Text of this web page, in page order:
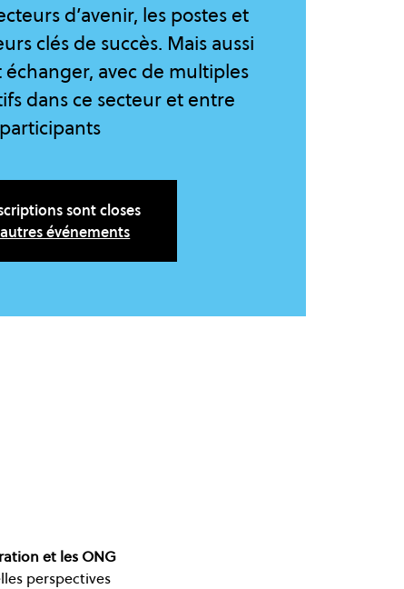
d’avenir, les postes et
clés de succès. Mais aussi
avec de multiples
dans ce secteur et entre
participants
sont closes
événements
et les ONG
perspectives